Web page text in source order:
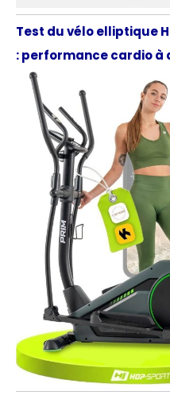
Test du vélo elliptique
: performance cardio à